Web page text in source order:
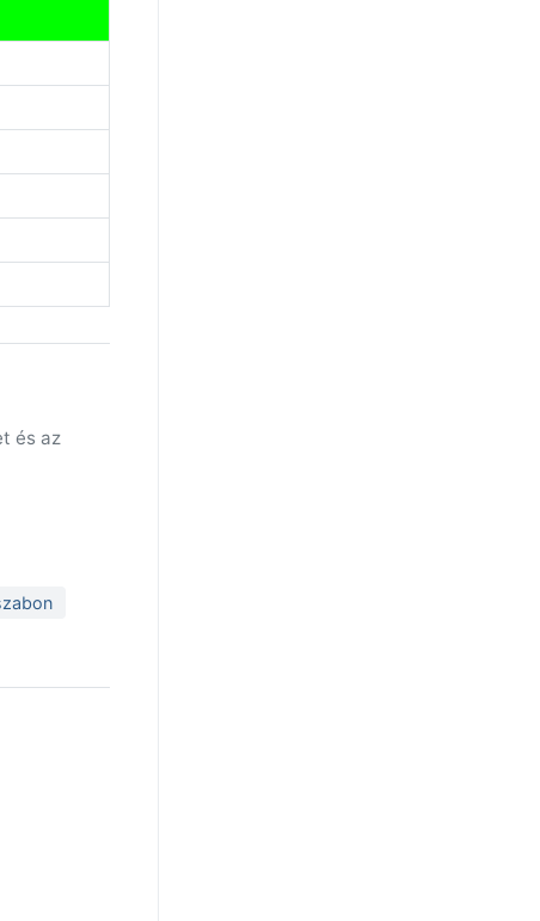
és az